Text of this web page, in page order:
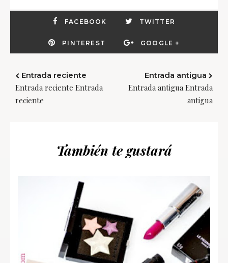
FACEBOOK TWITTER
PINTEREST GOOGLE +
Entrada reciente
Entrada reciente Entrada
reciente
Entrada antigua
Entrada antigua Entrada
antigua
También te gustará